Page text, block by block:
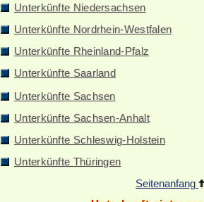
Unterkünfte Niedersachsen
Unterkünfte Nordrhein-Westfalen
Unterkünfte Rheinland-Pfalz
Unterkünfte Saarland
Unterkünfte Sachsen
Unterkünfte Sachsen-Anhalt
Unterkünfte Schleswig-Holstein
Unterkünfte Thüringen
Seitenanfang